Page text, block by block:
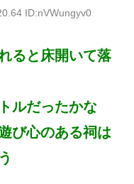
ID:nVWungyv0
ると床開いて落
ルだったかな
び心のある祠は